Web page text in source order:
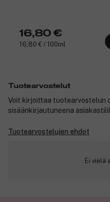
16,80 €
16,80 € / 100ml
Tuotearvostelut
Voit kirjoittaa tuotearvostelun
sisäänkirjautuneena
Tuotearvostelujen ehdot
Ei vielä